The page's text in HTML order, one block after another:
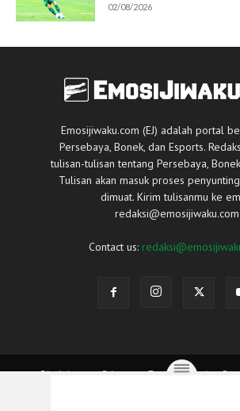
02/08/2026
Emosijiwaku.com (EJ) adalah portal
Persebaya, Bonek, dan Esports.
tulisan-tulisan tentang Persebaya,
Tulisan akan masuk proses
dimuat. Kirim tulisanmu ke
redaksi@emosijiwaku.com
Contact us:
Disclaimer Privacy Tentang Kami